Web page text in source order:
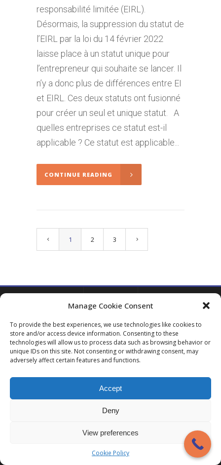
Manage Cookie Consent
To provide the best experiences, we use technologies like cookies to
store and/or access device information. Consenting to these
technologies will allow us to process data such as browsing behavior or
unique IDs on this site. Not consenting or withdrawing consent, may
adversely affect certain features and functions.
Accept
Deny
View preferences
Cookie Policy
responsabilité limitée (EIRL).
Désormais, la suppression du statut de
l’EIRL par la loi du 14 février 2022
laisse place à un statut unique pour
l’entrepreneur qui souhaite se lancer. Il
n’y a donc plus de différences entre EI
et EIRL. Ces deux statuts ont fusionné
pour créer un seul et unique statut. A
quelles entreprises ce statut est-il
applicable ? Ce statut est applicable...
CONTINUE READING
1 2 3
LIENS
COMPLÉMENTAIRES
Parfois,
vous
vous
retrouver
situations
ne pas être
de
ABONNEZ-
VOUS À
NOTRE